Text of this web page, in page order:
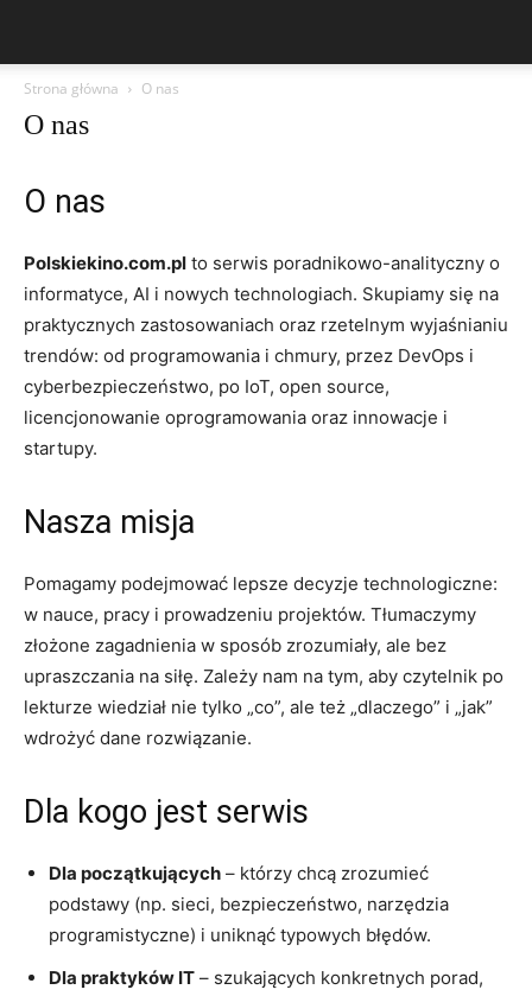
Strona główna O nas
O nas
O nas
Polskiekino.com.pl to serwis poradnikowo-analityczny o
informatyce, AI i nowych technologiach. Skupiamy się na
praktycznych zastosowaniach oraz rzetelnym wyjaśnianiu
trendów: od programowania i chmury, przez DevOps i
cyberbezpieczeństwo, po IoT, open source,
licencjonowanie oprogramowania oraz innowacje i
startupy.
Nasza misja
Pomagamy podejmować lepsze decyzje technologiczne:
w nauce, pracy i prowadzeniu projektów. Tłumaczymy
złożone zagadnienia w sposób zrozumiały, ale bez
upraszczania na siłę. Zależy nam na tym, aby czytelnik po
lekturze wiedział nie tylko „co”, ale też „dlaczego” i „jak”
wdrożyć dane rozwiązanie.
Dla kogo jest serwis
Dla początkujących – którzy chcą zrozumieć
podstawy (np. sieci, bezpieczeństwo, narzędzia
programistyczne) i uniknąć typowych błędów.
Dla praktyków IT – szukających konkretnych porad,